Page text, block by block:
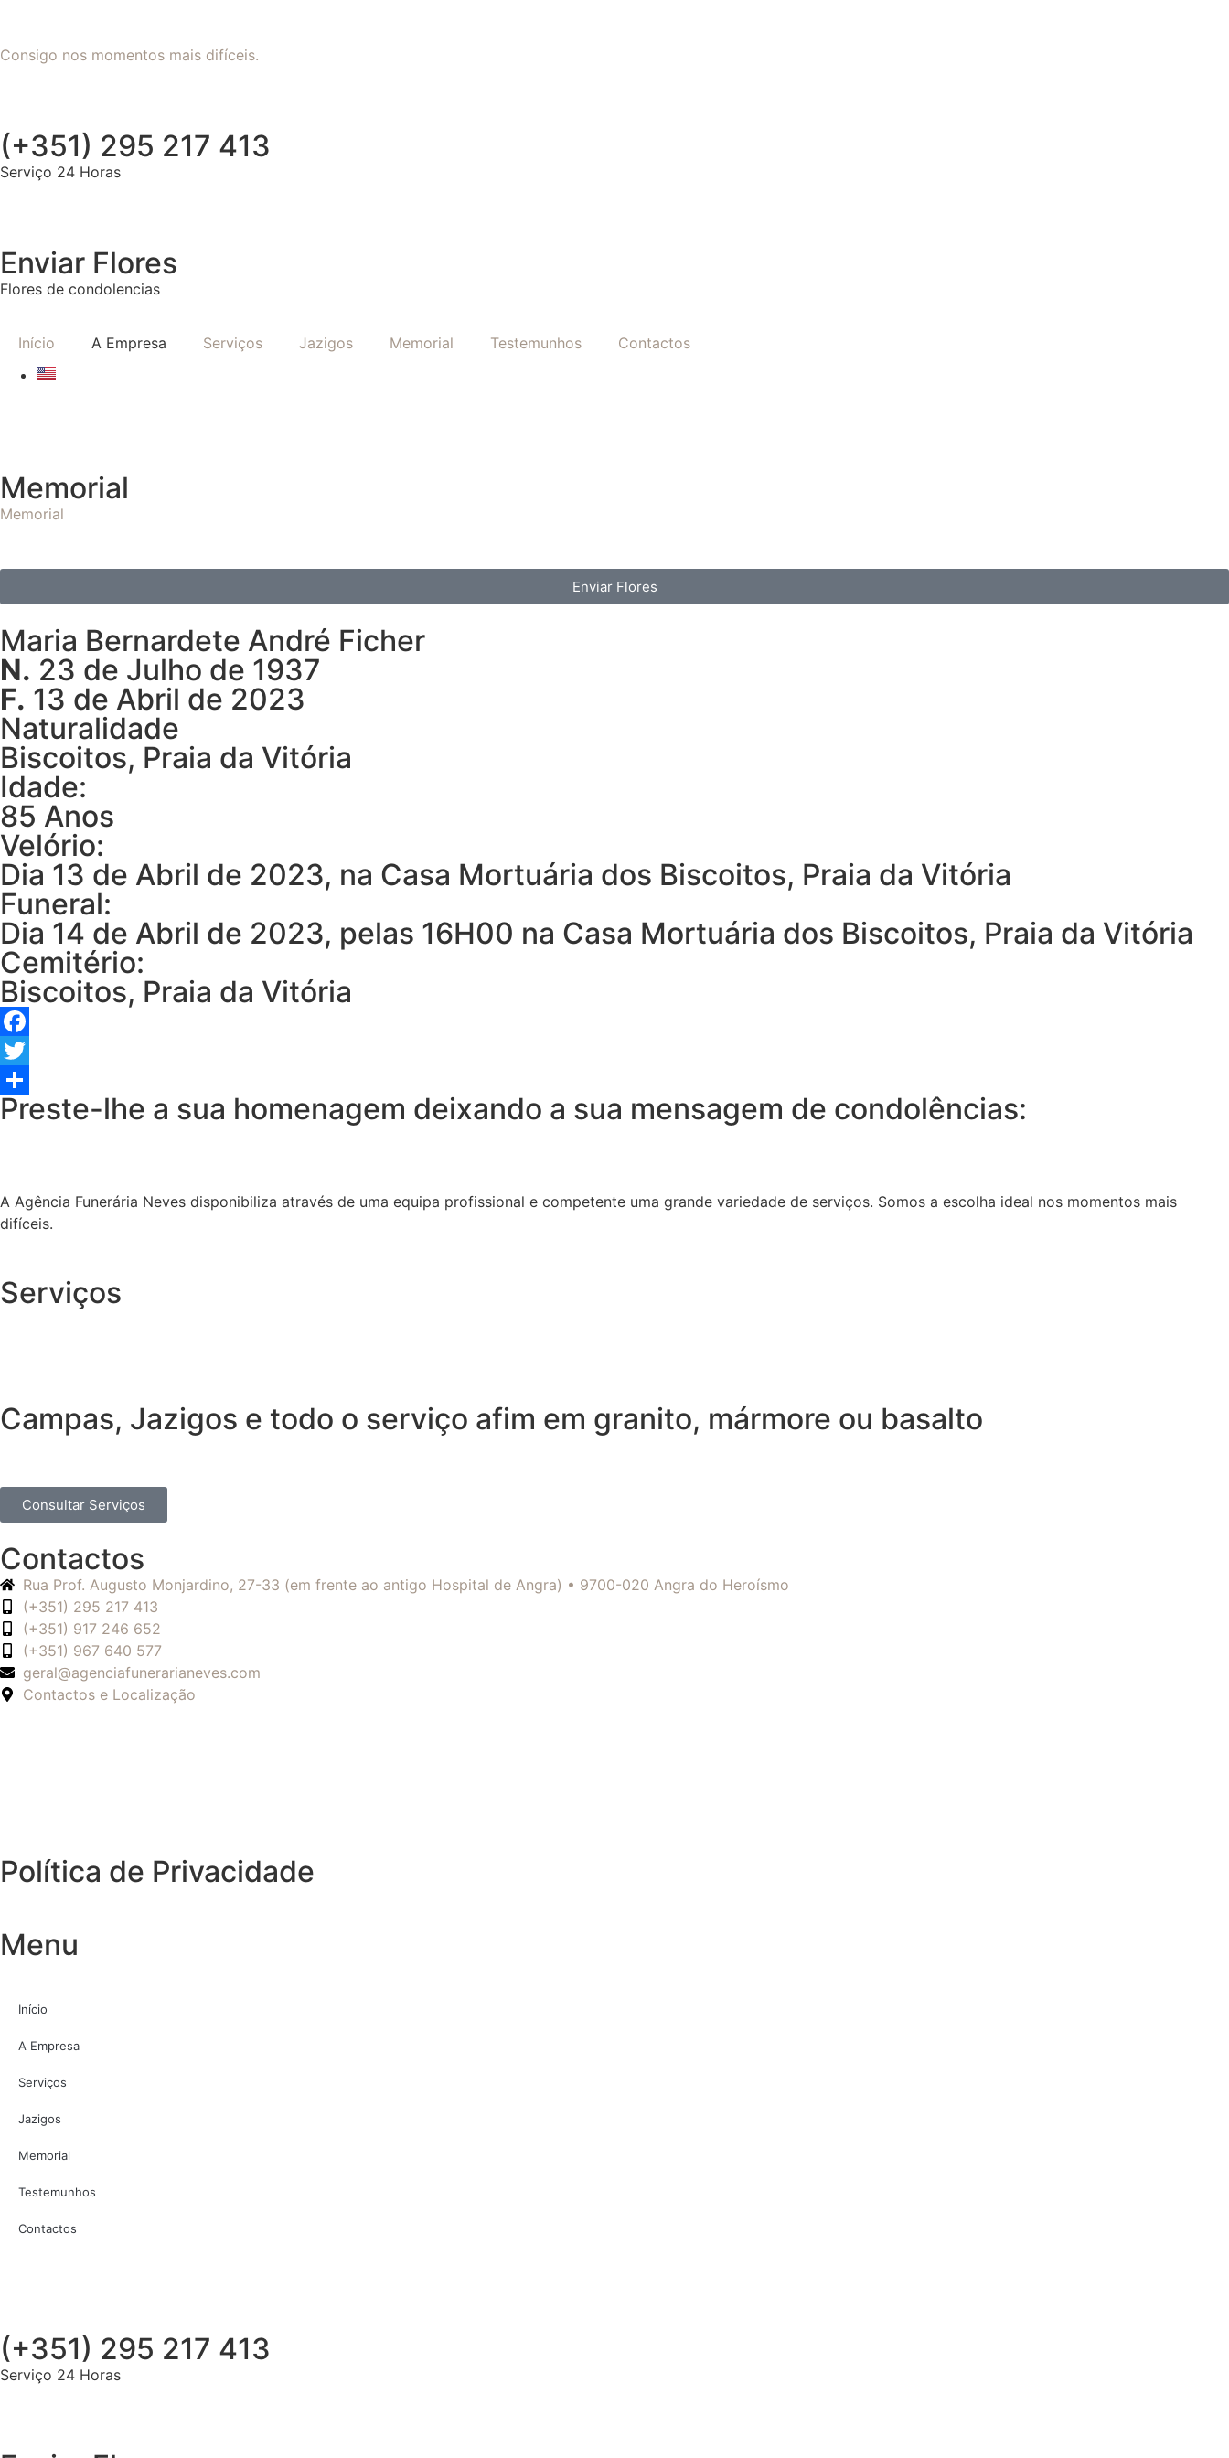
Consigo nos momentos mais difíceis.
(+351) 295 217 413
Serviço 24 Horas
Enviar Flores
Flores de condolencias
Início A Empresa Serviços Jazigos Memorial Testemunhos Contactos
Memorial
Memorial
Enviar Flores
Maria Bernardete André Ficher
N. 23 de Julho de 1937
F. 13 de Abril de 2023
Naturalidade
Biscoitos, Praia da Vitória
Idade:
85 Anos
Velório:
Dia 13 de Abril de 2023, na Casa Mortuária dos Biscoitos, Praia da Vitória
Funeral:
Dia 14 de Abril de 2023, pelas 16H00 na Casa Mortuária dos Biscoitos, Praia da Vitória
Cemitério:
Biscoitos, Praia da Vitória
Facebook
Twitter
Share
Preste-lhe a sua homenagem deixando a sua mensagem de condolências:
A Agência Funerária Neves disponibiliza através de uma equipa profissional e competente uma grande variedade de serviços. Somos a escolha ideal nos momentos mais
difíceis.
Serviços
Campas, Jazigos e todo o serviço afim em granito, mármore ou basalto
Consultar Serviços
Contactos
Rua Prof. Augusto Monjardino, 27-33 (em frente ao antigo Hospital de Angra) • 9700-020 Angra do Heroísmo
(+351) 295 217 413
(+351) 917 246 652
(+351) 967 640 577
geral@agenciafunerarianeves.com
Contactos e Localização
Política de Privacidade
Menu
Início
A Empresa
Serviços
Jazigos
Memorial
Testemunhos
Contactos
(+351) 295 217 413
Serviço 24 Horas